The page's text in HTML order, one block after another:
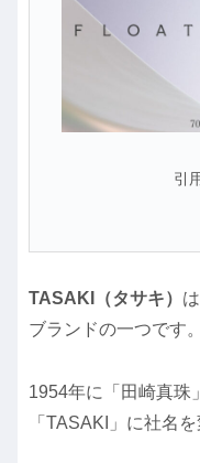
引
TASAKI（タサキ）
ブランドの一つです。
1954年に「田崎真珠
「TASAKI」に社名